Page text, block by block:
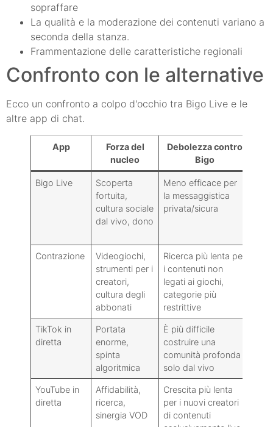
sopraffare
La qualità e la moderazione dei contenuti variano a
seconda della stanza.
Frammentazione delle caratteristiche regionali
Confronto con le alternative
Ecco un confronto a colpo d'occhio tra Bigo Live e le
altre app di chat.
App
Forza del
nucleo
Debolezza contro
Bigo
Bigo Live
Scoperta
fortuita,
cultura sociale
dal vivo, dono
Meno efficace per
la messaggistica
privata/sicura
Contrazione
Videogiochi,
strumenti per i
creatori,
cultura degli
abbonati
Ricerca più lenta per
i contenuti non
legati ai giochi,
categorie più
restrittive
TikTok in
diretta
Portata
enorme,
spinta
algoritmica
È più difficile
costruire una
comunità profonda
solo dal vivo
YouTube in
diretta
Affidabilità,
ricerca,
sinergia VOD
Crescita più lenta
per i nuovi creatori
di contenuti